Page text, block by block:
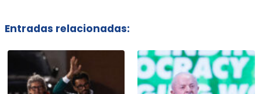
Entradas relacionadas: